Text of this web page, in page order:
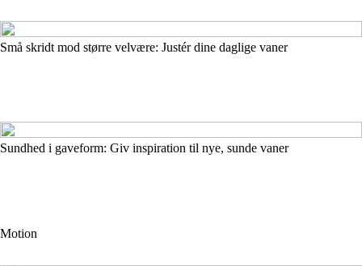
Små skridt mod større velvære: Justér dine daglige vaner
Sundhed i gaveform: Giv inspiration til nye, sunde vaner
Motion